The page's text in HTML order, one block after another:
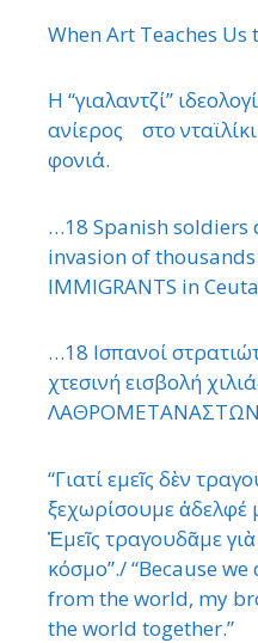
When Art Teaches
Η “γιαλαντζί”
ανίερος στο
φονιά.
…18 Spanish soldiers
invasion of thousands
IMMIGRANTS in
…18 Ισπανοί
χτεσινή εισβολή
ΛΑΘΡΟΜΕΤΑΝΑΣΤΩΝ
“Γιατί εμεῖς δὲν
ξεχωρίσουμε ἀδελφέ
Ἐμεῖς τραγουδᾶμε
κόσμο”./ “Because
from the world, my
the world together.”